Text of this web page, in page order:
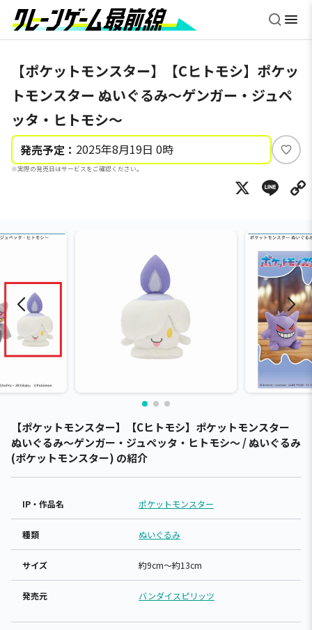
【ポケットモンスター】【Cヒトモシ】ポケッ
トモンスター ぬいぐるみ～ゲンガー・ジュペ
ッタ・ヒトモシ～
発売予定： 2025年8月19日 0時
※実際の発売日はサービスをご確認ください。
い
ね
X
【ポケットモンスター】【Cヒトモシ】ポケットモンスター
ぬいぐるみ～ゲンガー・ジュペッタ・ヒトモシ～ / ぬいぐるみ
(ポケットモンスター) の紹介
IP・作品名 ポケットモンスター
種類 ぬいぐるみ
サイズ 約9cm～約13cm
発売元 バンダイスピリッツ